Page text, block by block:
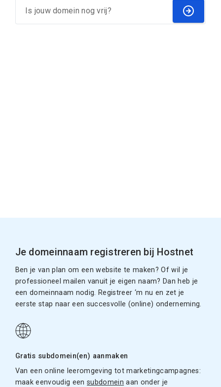
Je domeinnaam registreren bij Hostnet
Ben je van plan om een website te maken? Of wil je
professioneel mailen vanuit je eigen naam? Dan heb je
een domeinnaam nodig. Registreer ‘m nu en zet je
eerste stap naar een succesvolle (online) onderneming.
Gratis subdomein(en) aanmaken
Van een online leeromgeving tot marketingcampagnes:
maak eenvoudig eensubdomein aan onder je